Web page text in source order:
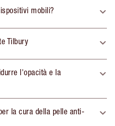
mobili?
Tilbury
l'opacità e la
la cura della pelle anti-